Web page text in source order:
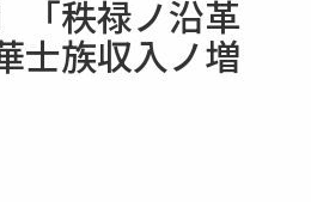
「秩禄ノ沿革
士族収入ノ増